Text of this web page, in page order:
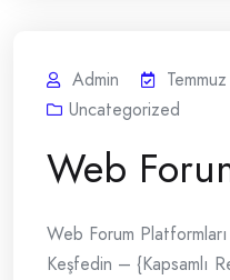
Admin
Uncategorized
Web
Web Forum
Keşfedin – {Kapsamlı